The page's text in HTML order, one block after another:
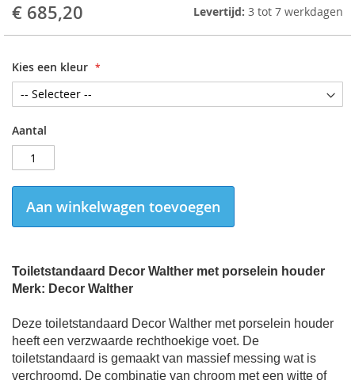
€ 685,20 Levertijd: 3 tot 7 werkdagen
Kies een kleur
Aantal
Aan winkelwagen toevoegen
Toiletstandaard Decor Walther met porselein houder
Merk: Decor Walther
Deze toiletstandaard Decor Walther met porselein houder
heeft een verzwaarde rechthoekige voet. De
toiletstandaard is gemaakt van massief messing wat is
verchroomd. De combinatie van chroom met een witte of
of
gallery